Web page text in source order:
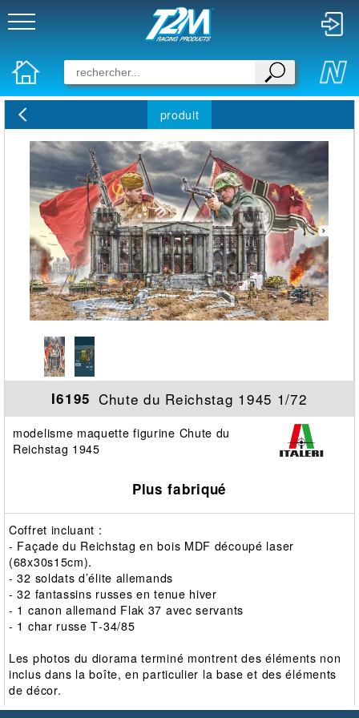
produit
I6195 Chute du Reichstag 1945 1/72
modelisme maquette figurine Chute du
Reichstag 1945
Plus fabriqué
Coffret incluant :
‐ Façade du Reichstag en bois MDF découpé laser
(68x30s15cm).
‐ 32 soldats d’élite allemands
‐ 32 fantassins russes en tenue hiver
‐ 1 canon allemand Flak 37 avec servants
‐ 1 char russe T‐34/85
Les photos du diorama terminé montrent des éléments non
inclus dans la boîte, en particulier la base et des éléments
de décor.